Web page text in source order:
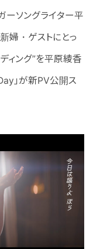
ーソングライター平
婦・ゲストにとっ
ィング”を平原綾香
」が新PV公開ス